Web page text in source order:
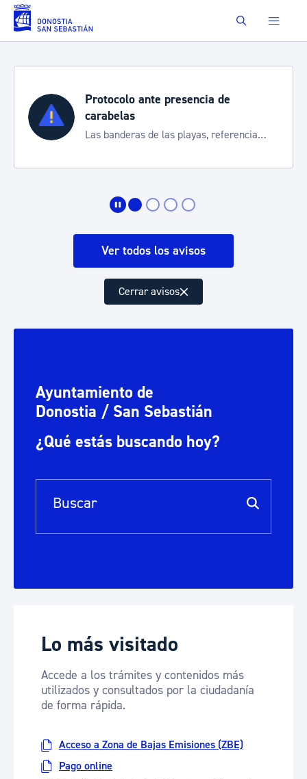
Saltar al contenido principal Buscar
Semana Grande 2026
Cortes de tráfico y servicios
de transporte
Ver todos los avisos
Cerrar avisos
Ayuntamiento de
Donostia / San Sebastián
¿Qué estás buscando hoy?
Barra de búsqueda
Lo más visitado
Accede a los trámites y contenidos más
utilizados y consultados por la ciudadanía
de forma rápida.
Acceso a Zona de Bajas Emisiones (ZBE)
Pago online